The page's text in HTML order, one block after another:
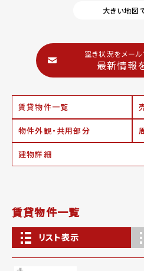
大きい地図
空き状況をメー
最新情報
賃貸物件一覧
物件外観・共用部分
建物詳細
賃貸物件一覧
リスト表示